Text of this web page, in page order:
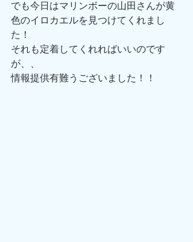
でも今日はマリンボーの山田さんが黄
色のイロカエルを見つけてくれまし
た！
それも定着してくれればいいのです
が、、
情報提供有難うございました！！